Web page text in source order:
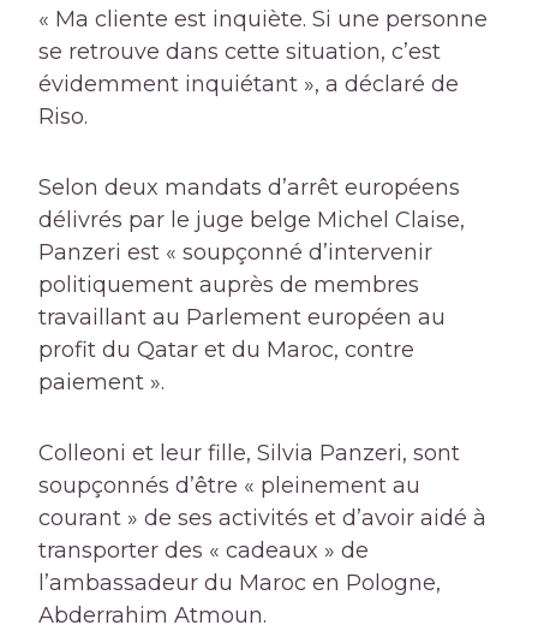
« Ma cliente est inquiète. Si une personne
se retrouve dans cette situation, c’est
évidemment inquiétant », a déclaré de
Riso.
Selon deux mandats d’arrêt européens
délivrés par le juge belge Michel Claise,
Panzeri est « soupçonné d’intervenir
politiquement auprès de membres
travaillant au Parlement européen au
profit du Qatar et du Maroc, contre
paiement ».
Colleoni et leur fille, Silvia Panzeri, sont
soupçonnés d’être « pleinement au
courant » de ses activités et d’avoir aidé à
transporter des « cadeaux » de
l’ambassadeur du Maroc en Pologne,
Abderrahim Atmoun.